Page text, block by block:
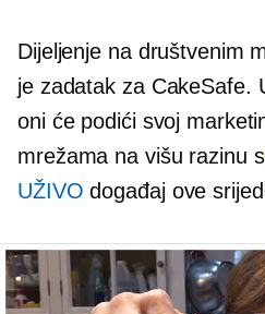
Dijeljenje na društvenim
je zadatak za CakeSafe.
oni će podići svoj
mrežama na višu razinu s
UŽIVO događaj ove